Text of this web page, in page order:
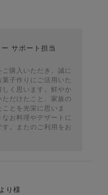
サポート担当
購入いただき、誠に
子作りにご活用いた
く思います。鮮やか
だけたこと、家族の
とを光栄に思いま
お料理やデザートに
。またのご利用をお
り様